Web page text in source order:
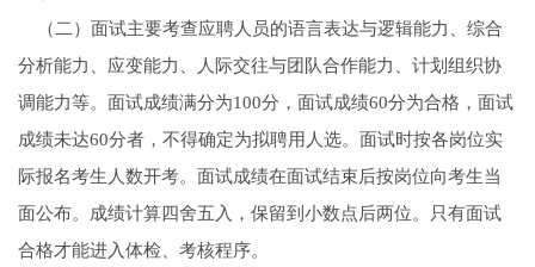
（二）面试主要考查应聘人员的语言表达与逻辑能力、综合
分析能力、应变能力、人际交往与团队合作能力、计划组织协
调能力等。面试成绩满分为100分，面试成绩60分为合格，面试
成绩未达60分者，不得确定为拟聘用人选。面试时按各岗位实
际报名考生人数开考。面试成绩在面试结束后按岗位向考生当
面公布。成绩计算四舍五入，保留到小数点后两位。只有面试
合格才能进入体检、考核程序。